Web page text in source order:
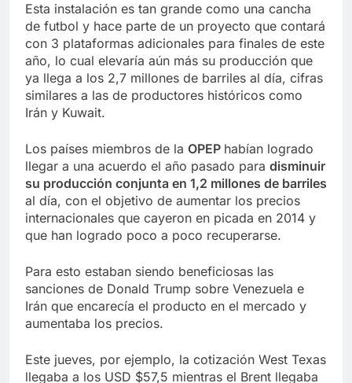
Esta instalación es tan grande como una cancha
de futbol y hace parte de un proyecto que contará
con 3 plataformas adicionales para finales de este
año, lo cual elevaría aún más su producción que
ya llega a los 2,7 millones de barriles al día, cifras
similares a las de productores históricos como
Irán y Kuwait.
Los países miembros de la OPEP habían logrado
llegar a una acuerdo el año pasado para disminuir
su producción conjunta en 1,2 millones de barriles
al día, con el objetivo de aumentar los precios
internacionales que cayeron en picada en 2014 y
que han logrado poco a poco recuperarse.
Para esto estaban siendo beneficiosas las
sanciones de Donald Trump sobre Venezuela e
Irán que encarecía el producto en el mercado y
aumentaba los precios.
Este jueves, por ejemplo, la cotización West Texas
llegaba a los USD $57,5 mientras el Brent llegaba